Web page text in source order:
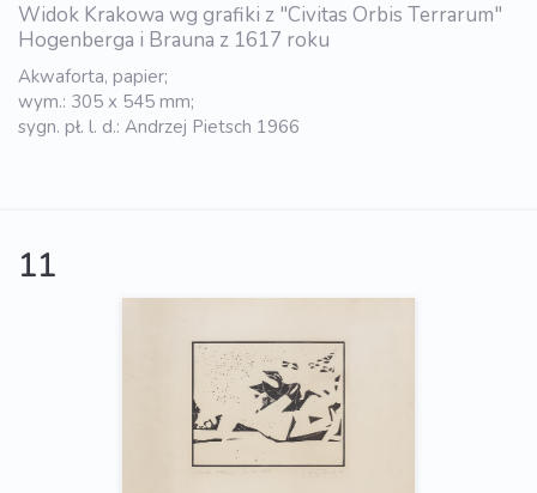
Widok Krakowa wg grafiki z "Civitas Orbis Terrarum"
Hogenberga i Brauna z 1617 roku
Akwaforta, papier;
wym.: 305 x 545 mm;
sygn. pł. l. d.: Andrzej Pietsch 1966
11